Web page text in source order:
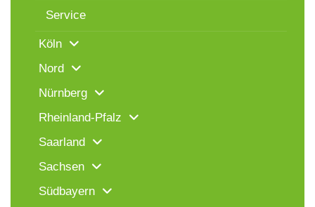
Service
Köln
Nord
Nürnberg
Rheinland-Pfalz
Saarland
Sachsen
Südbayern